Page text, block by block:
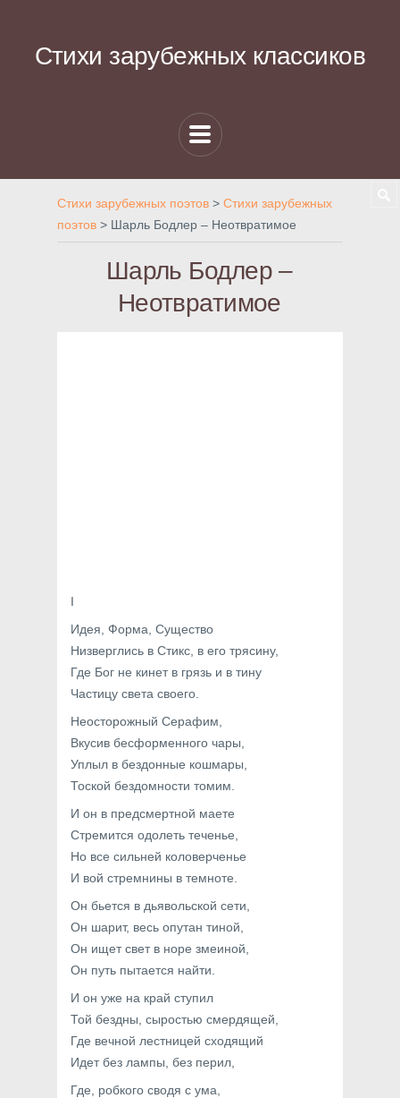
Стихи зарубежных классиков
Стихи зарубежных поэтов > Стихи зарубежных
поэтов > Шарль Бодлер – Неотвратимое
Шарль Бодлер –
Неотвратимое
I
Идея, Форма, Существо
Низверглись в Стикс, в его трясину,
Где Бог не кинет в грязь и в тину
Частицу света своего.
Неосторожный Серафим,
Вкусив бесформенного чары,
Уплыл в бездонные кошмары,
Тоской бездомности томим.
И он в предсмертной маете
Стремится одолеть теченье,
Но все сильней коловерченье
И вой стремнины в темноте.
Он бьется в дьявольской сети,
Он шарит, весь опутан тиной,
Он ищет свет в норе змеиной,
Он путь пытается найти.
И он уже на край ступил
Той бездны, сыростью смердящей,
Где вечной лестницей сходящий
Идет без лампы, без перил,
Где, робкого сводя с ума,